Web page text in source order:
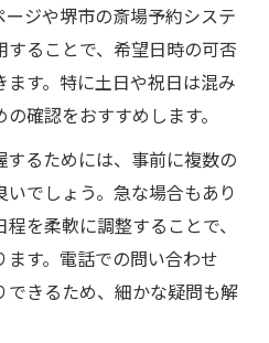
ジや堺市の斎場予約システ
ることで、希望日時の可否
す。特に土日や祝日は混み
確認をおすすめします。
るためには、事前に複数の
でしょう。急な場合もあり
を柔軟に調整することで、
す。電話での問い合わせ
きるため、細かな疑問も解